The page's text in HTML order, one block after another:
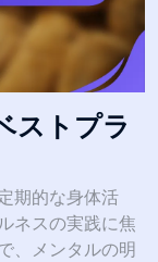
ストプラ
期的な身体活
ネスの実践に焦
、メンタルの明